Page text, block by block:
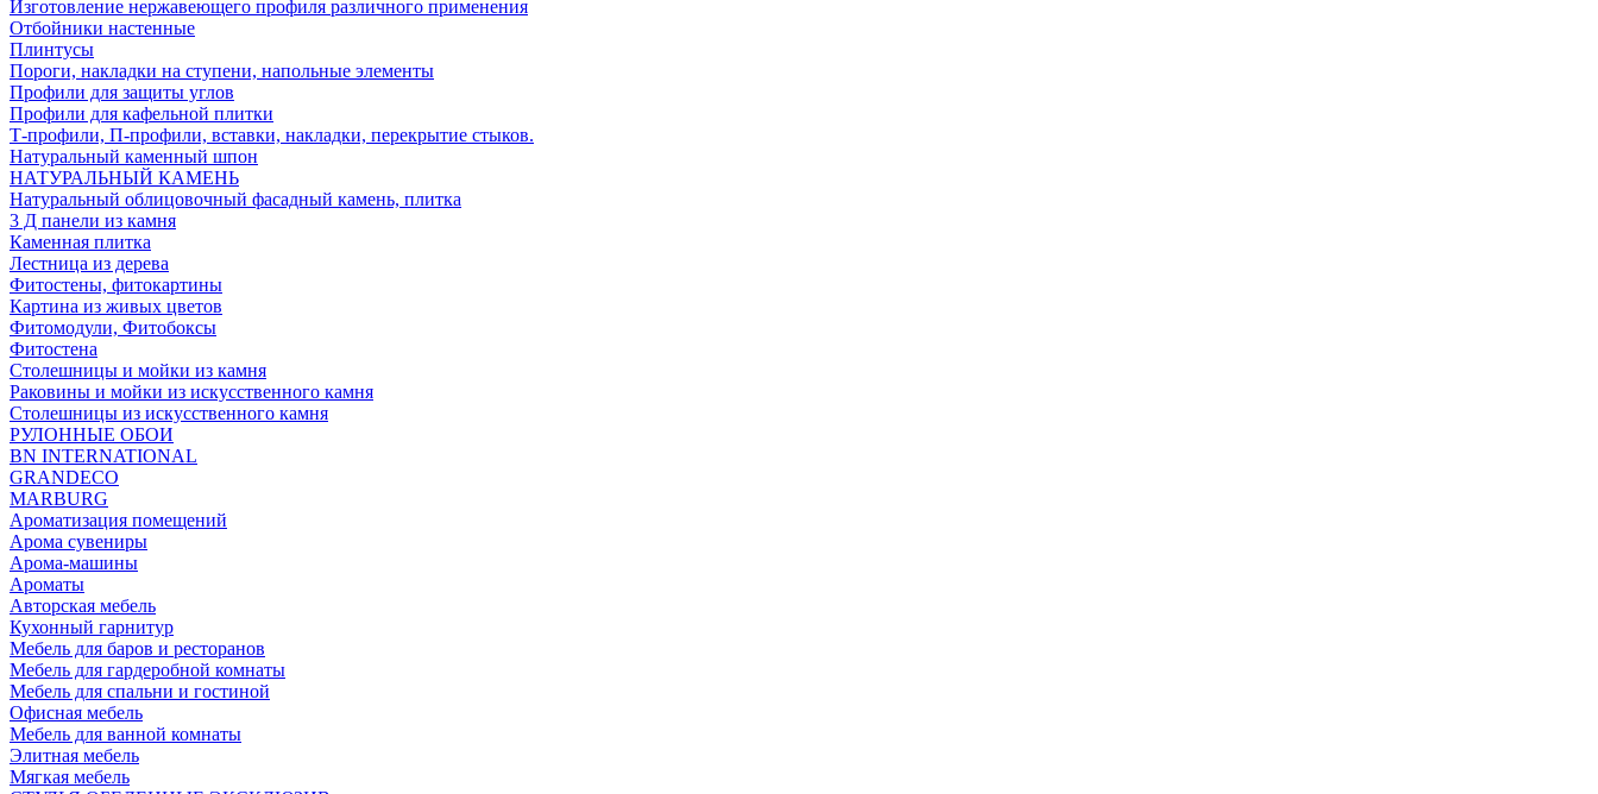
Изготовление нержавеющего профиля различного применения
Отбойники настенные
Плинтусы
Пороги, накладки на ступени, напольные элементы
Профили для защиты углов
Профили для кафельной плитки
Т-профили, П-профили, вставки, накладки, перекрытие стыков.
Натуральный каменный шпон
НАТУРАЛЬНЫЙ КАМЕНЬ
Натуральный облицовочный фасадный камень, плитка
3 Д панели из камня
Каменная плитка
Лестница из дерева
Фитостены, фитокартины
Картина из живых цветов
Фитомодули, Фитобоксы
Фитостена
Столешницы и мойки из камня
Раковины и мойки из искусственного камня
Столешницы из искусственного камня
РУЛОННЫЕ ОБОИ
BN INTERNATIONAL
GRANDECO
MARBURG
Ароматизация помещений
Арома сувениры
Арома-машины
Ароматы
Авторская мебель
Кухонный гарнитур
Мебель для баров и ресторанов
Мебель для гардеробной комнаты
Мебель для спальни и гостиной
Офисная мебель
Мебель для ванной комнаты
Элитная мебель
Мягкая мебель